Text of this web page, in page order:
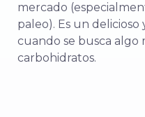
mercado
paleo). Es un
cuando se busca algo
carbohidratos.